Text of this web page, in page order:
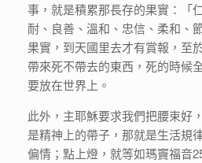
事，就是積累那長存的果實：「
耐、良善、溫和、忠信、柔和、
果實，到天國里去才有賞報，至
帶來死不帶去的東西，死的時候
要放在世界上。
此外，主耶穌要求我們把腰束好
是精神上的帶子，那就是生活規
偏情；點上燈，就等如瑪竇福音